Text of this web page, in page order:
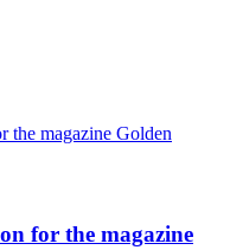
for the magazine